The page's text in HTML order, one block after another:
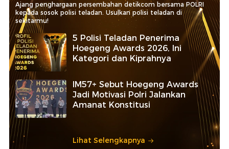
Ajang penghargaan persembahan detikcom bersama POLRI
kepada sosok polisi teladan. Usulkan polisi teladan di
sekitarmu!
5 Polisi Teladan Penerima
Hoegeng Awards 2026, Ini
Kategori dan Kiprahnya
IM57+ Sebut Hoegeng Awards
Jadi Motivasi Polri Jalankan
Amanat Konstitusi
Lihat Selengkapnya